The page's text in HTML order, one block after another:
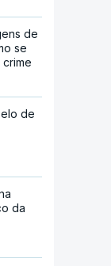
de
se
de
da